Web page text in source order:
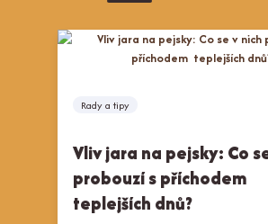
Rady a tipy
Vliv jara na pejsky: Co
probouzí s příchodem
teplejších dnů?